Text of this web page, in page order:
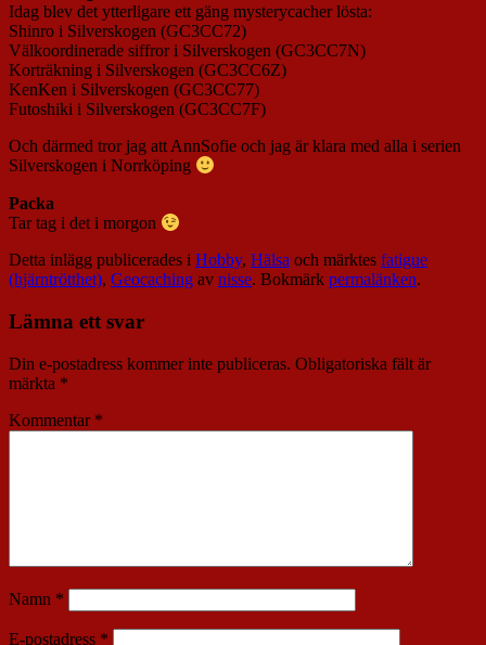
Idag blev det ytterligare ett gäng mysterycacher lösta:
Shinro i Silverskogen (GC3CC72)
Välkoordinerade siffror i Silverskogen (GC3CC7N)
Korträkning i Silverskogen (GC3CC6Z)
KenKen i Silverskogen (GC3CC77)
Futoshiki i Silverskogen (GC3CC7F)
Och därmed tror jag att AnnSofie och jag är klara med alla i serien
Silverskogen i Norrköping
Packa
Tar tag i det i morgon
Detta inlägg publicerades i Hobby, Hälsa och märktes fatigue
(hjärntrötthet), Geocaching av nisse. Bokmärk permalänken.
Lämna ett svar
Din e-postadress kommer inte publiceras. Obligatoriska fält är
märkta *
Kommentar *
Namn *
E-postadress *